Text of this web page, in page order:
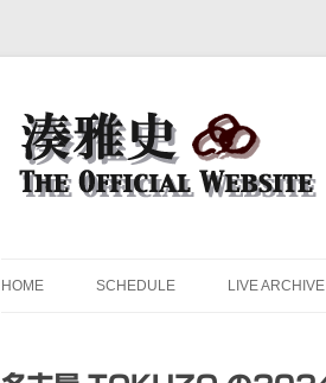
湊雅史オフィシャ
HOME SCHEDULE LIVE ARCHIVE